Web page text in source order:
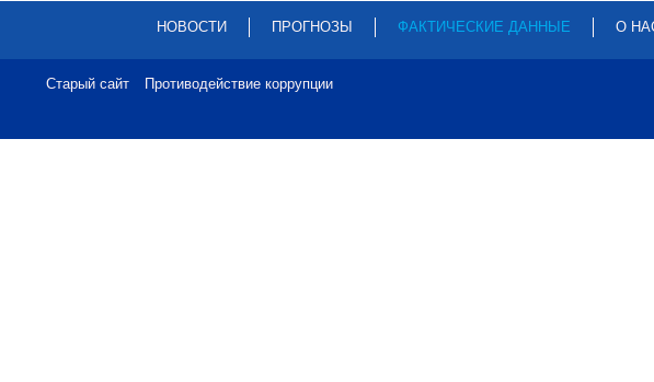
НОВОСТИ ПРОГНОЗЫ ФАКТИЧЕСКИЕ ДАННЫЕ О
Старый сайт Противодействие коррупции